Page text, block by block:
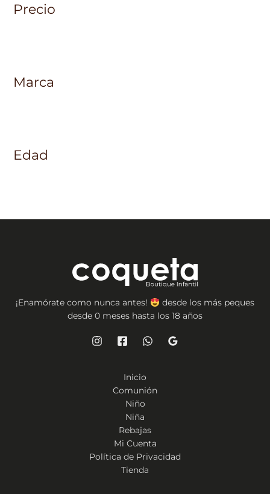
Precio
Marca
Edad
¡Enamórate como nunca antes!
desde los más peques
desde 0 meses hasta los 18 años
Inicio
Comunión
Niño
Niña
Rebajas
Mi Cuenta
Política de Privacidad
Tienda